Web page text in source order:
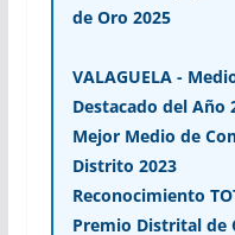
de Oro 2025
VALAGUELA -
Destacado del Año
Mejor Medio de
Distrito 2023
Reconocimiento
Premio Distrital de